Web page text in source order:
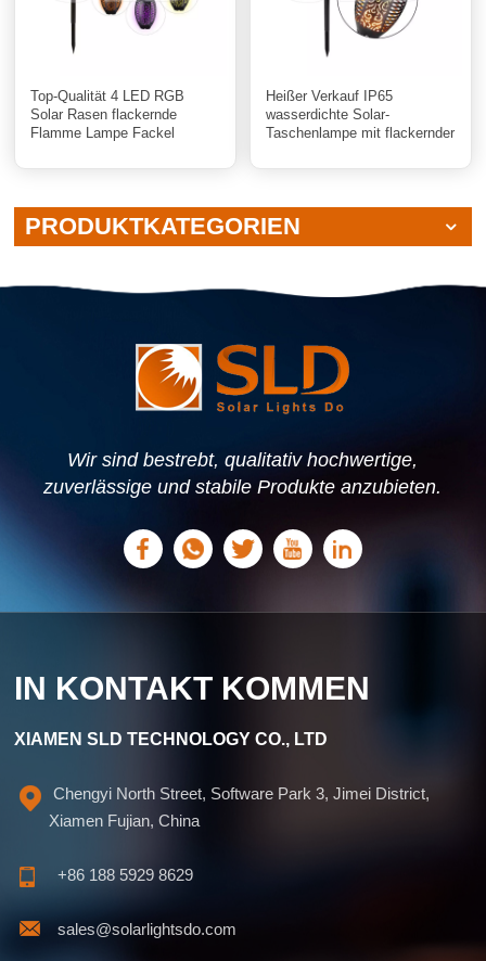
Top-Qualität 4 LED RGB
Solar Rasen flackernde
Flamme Lampe Fackel
Landschaftsdekoration
Heißer Verkauf IP65
wasserdichte Solar-
Taschenlampe mit flackernder
Landschaftsdekorationslampe
PRODUKTKATEGORIEN
Wir sind bestrebt, qualitativ hochwertige,
zuverlässige und stabile Produkte anzubieten.
die auf Ihre Bedürfnisse zugeschnitten sind.
IN KONTAKT KOMMEN
XIAMEN SLD TECHNOLOGY CO., LTD
Chengyi North Street, Software Park 3, Jimei District,
Xiamen Fujian, China
+86 188 5929 8629
sales@solarlightsdo.com